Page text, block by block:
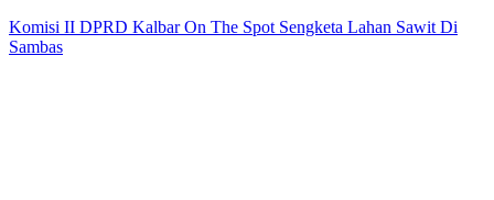
Komisi II DPRD Kalbar On The Spot Sengketa Lahan Sawit Di
Sambas